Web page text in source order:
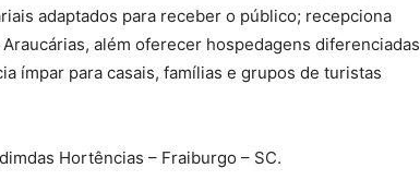
adaptados para receber o público; recepciona
além oferecer hospedagens diferenciadas
ímpar para casais, famílias e grupos de turistas
Hortências – Fraiburgo – SC.